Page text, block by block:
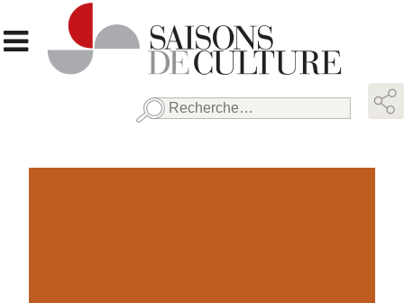
Rechercher :